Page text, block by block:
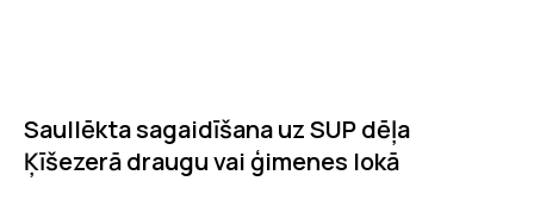
Saullēkta sagaidīšana uz SUP dēļa
Ķīšezerā draugu vai ģimenes lokā